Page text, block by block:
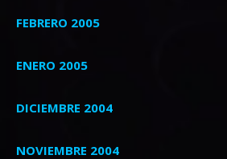
FEBRERO 2005
ENERO 2005
DICIEMBRE 2004
NOVIEMBRE 2004